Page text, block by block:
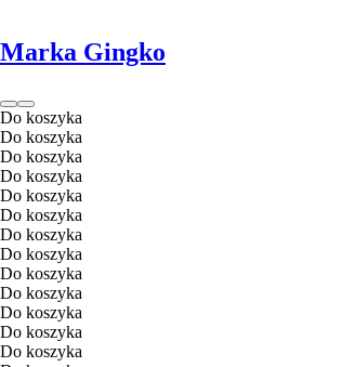
Marka Gingko
Do koszyka
Do koszyka
Do koszyka
Do koszyka
Do koszyka
Do koszyka
Do koszyka
Do koszyka
Do koszyka
Do koszyka
Do koszyka
Do koszyka
Do koszyka